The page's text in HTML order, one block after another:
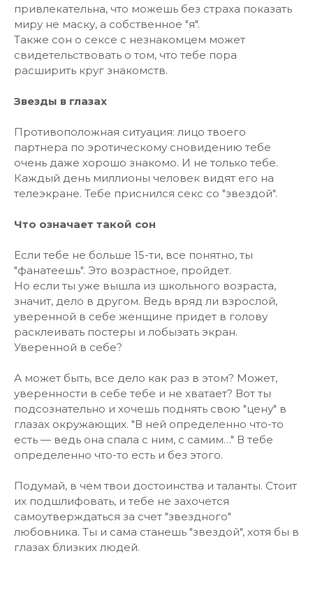
привлекательна, что можешь без страха показать
миру не маску, а собственное "я".
Также сон о сексе с незнакомцем может
свидетельствовать о том, что тебе пора
расширить круг знакомств.
Звезды в глазах
Противоположная ситуация: лицо твоего
партнера по эротическому сновидению тебе
очень даже хорошо знакомо. И не только тебе.
Каждый день миллионы человек видят его на
телеэкране. Тебе приснился секс со "звездой".
Что означает такой сон
Если тебе не больше 15-ти, все понятно, ты
"фанатеешь". Это возрастное, пройдет.
Но если ты уже вышла из школьного возраста,
значит, дело в другом. Ведь вряд ли взрослой,
уверенной в себе женщине придет в голову
расклеивать постеры и лобызать экран.
Уверенной в себе?
А может быть, все дело как раз в этом? Может,
уверенности в себе тебе и не хватает? Вот ты
подсознательно и хочешь поднять свою "цену" в
глазах окружающих. "В ней определенно что-то
есть — ведь она спала с ним, с самим…" В тебе
определенно что-то есть и без этого.
Подумай, в чем твои достоинства и таланты. Стоит
их подшлифовать, и тебе не захочется
самоутверждаться за счет "звездного"
любовника. Ты и сама станешь "звездой", хотя бы в
глазах близких людей.